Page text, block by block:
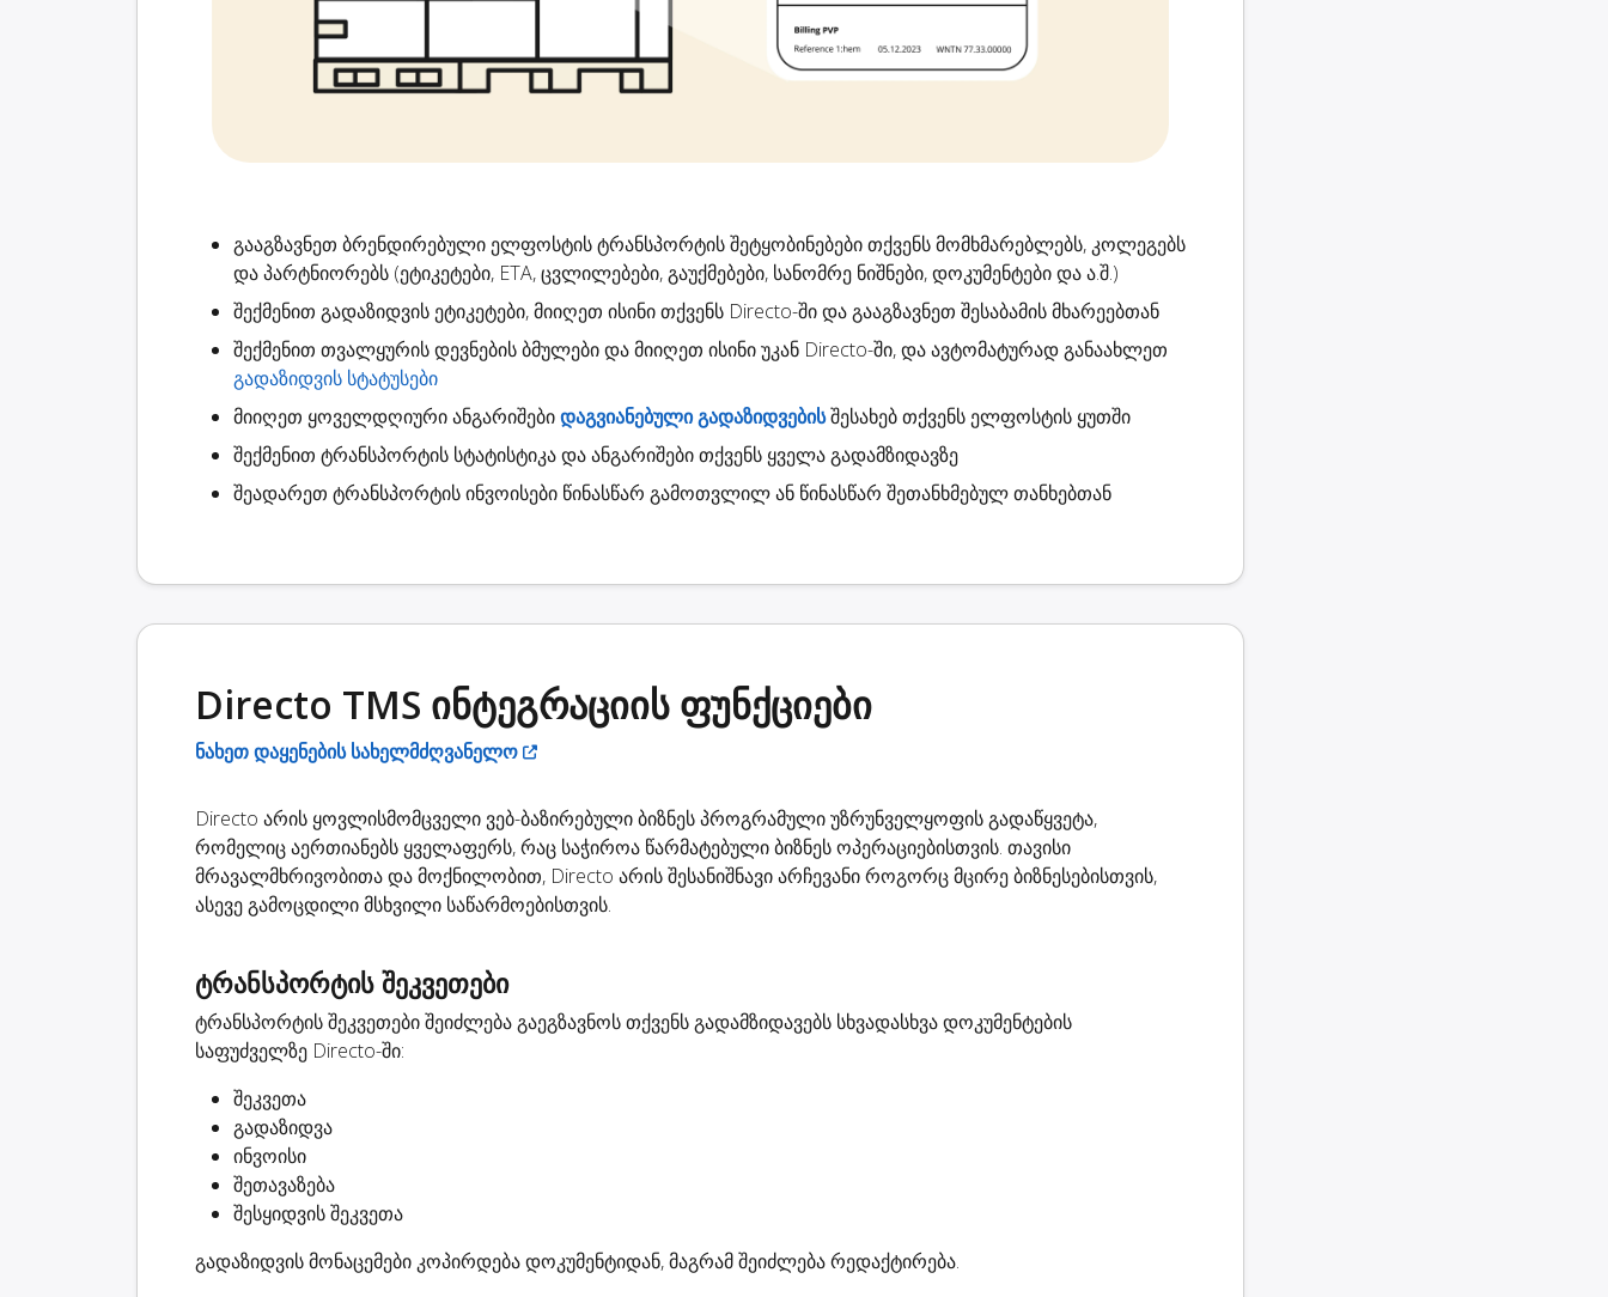
გააგზავნეთ ბრენდირებული ელფოსტისტრანსპორტის შეტყობინებებითქვენს მომხმარებლებს, კოლეგებს
და პარტნიორებს (ეტიკეტები, ETA, ცვლილებები, გაუქმებები, სანომრე ნიშნები, დოკუმენტები და ა.შ.)
შექმენით გადაზიდვის ეტიკეტები, მიიღეთ ისინი თქვენს Directo-ში და გააგზავნეთ შესაბამის მხარეებთან
შექმენით თვალყურის დევნების ბმულებიდა მიიღეთ ისინი უკან Directo-ში, და ავტომატურად განაახლეთ
გადაზიდვის სტატუსები
მიიღეთ ყოველდღიური ანგარიშებიდაგვიანებული გადაზიდვებისშესახებ თქვენს ელფოსტის ყუთში
შექმენით ტრანსპორტის სტატისტიკადა ანგარიშები თქვენს ყველა გადამზიდავზე
შეადარეთ ტრანსპორტის ინვოისები წინასწარ გამოთვლილ ან წინასწარ შეთანხმებულ თანხებთან
Directo TMS ინტეგრაციის ფუნქციები
ნახეთ დაყენების სახელმძღვანელო
Directo არის ყოვლისმომცველი ვებ-ბაზირებული ბიზნეს პროგრამული უზრუნველყოფის გადაწყვეტა,
რომელიც აერთიანებს ყველაფერს, რაც საჭიროა წარმატებული ბიზნეს ოპერაციებისთვის. თავისი
მრავალმხრივობითა და მოქნილობით, Directo არის შესანიშნავი არჩევანი როგორც მცირე ბიზნესებისთვის,
ასევე გამოცდილი მსხვილი საწარმოებისთვის.
ტრანსპორტის შეკვეთები
ტრანსპორტის შეკვეთები შეიძლება გაეგზავნოს თქვენს გადამზიდავებს სხვადასხვა დოკუმენტების
საფუძველზე Directo-ში:
შეკვეთა
გადაზიდვა
ინვოისი
შეთავაზება
შესყიდვის შეკვეთა
გადაზიდვის მონაცემები კოპირდება დოკუმენტიდან, მაგრამ შეიძლება რედაქტირება.